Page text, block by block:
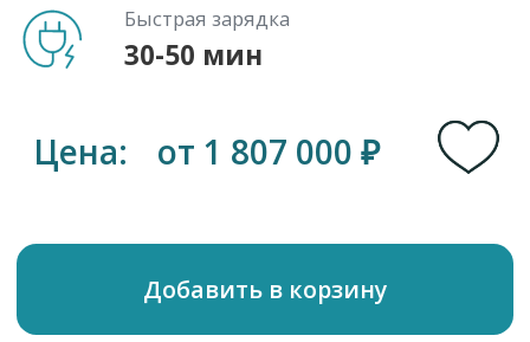
Lift 4 Pro — это
высокопроизводительная
электрическая гидрофойл-доска (eFoil)
короткая и манёвренная модель в
линейке Lift, её длина составляет 127
волокна, что делает его лёгким,
прочным и устойчивым к нагрузкам.
Доступные расцветки: синий, белый и
чёрный.